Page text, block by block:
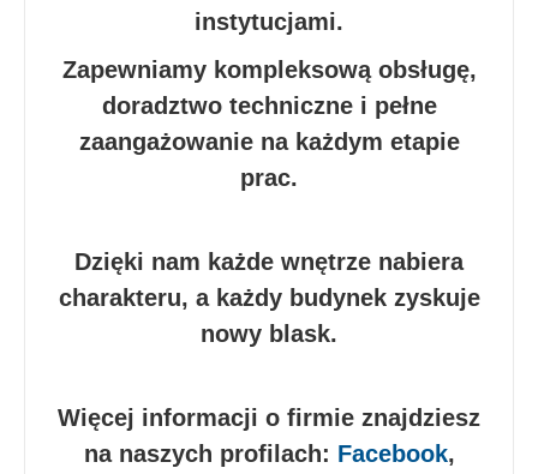
instytucjami.
Zapewniamy kompleksową obsługę,
doradztwo techniczne i pełne
zaangażowanie na każdym etapie
prac.
Dzięki nam każde wnętrze nabiera
charakteru, a każdy budynek zyskuje
nowy blask.
Więcej informacji o firmie znajdziesz
na naszych profilach: Facebook,